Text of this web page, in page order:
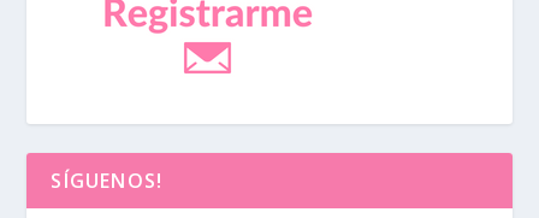
SÍGUENOS!